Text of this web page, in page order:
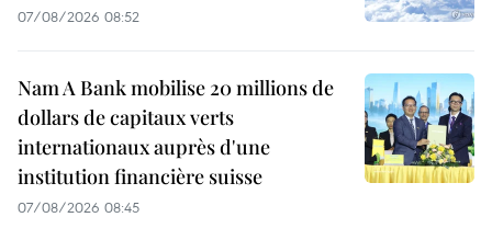
07/08/2026 08:52
Nam A Bank mobilise 20 millions de
dollars de capitaux verts
internationaux auprès d'une
institution financière suisse
07/08/2026 08:45